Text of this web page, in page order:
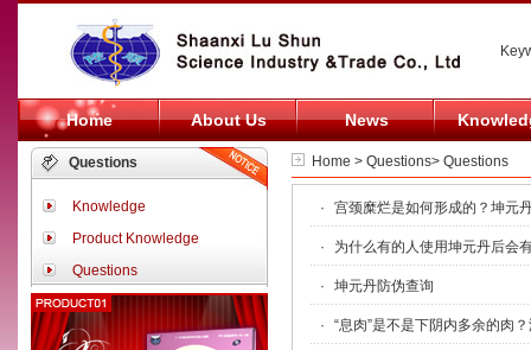
Home About Us News
Questions
Knowledge
Product Knowledge
Questions
Home > Questions> Questions
· 宫颈糜烂是如何形成的？坤元
· 为什么有的人使用坤元丹后会
· 坤元丹防伪查询
· “息肉”是不是下阴内多余的肉